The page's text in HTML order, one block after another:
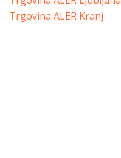
Trgovina ALER Kranj